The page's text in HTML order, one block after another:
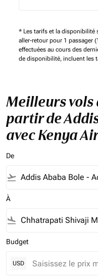
* Les tarifs et la disponibilité
aller-retour pour 1 passager
effectuées au cours des
de disponibilité, incluent les
Meilleurs
partir de
avec Kenya
De
flight_takeoff
À
flight_land
Budget
USD